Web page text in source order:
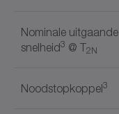
Nominale uitgaande
snelheid3 @ T2N
Noodstopkoppel3